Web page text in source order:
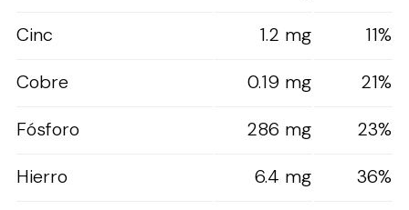
Cinc
1.2 mg
11%
Cobre
0.19 mg
21%
Fósforo
286 mg
23%
Hierro
6.4 mg
36%